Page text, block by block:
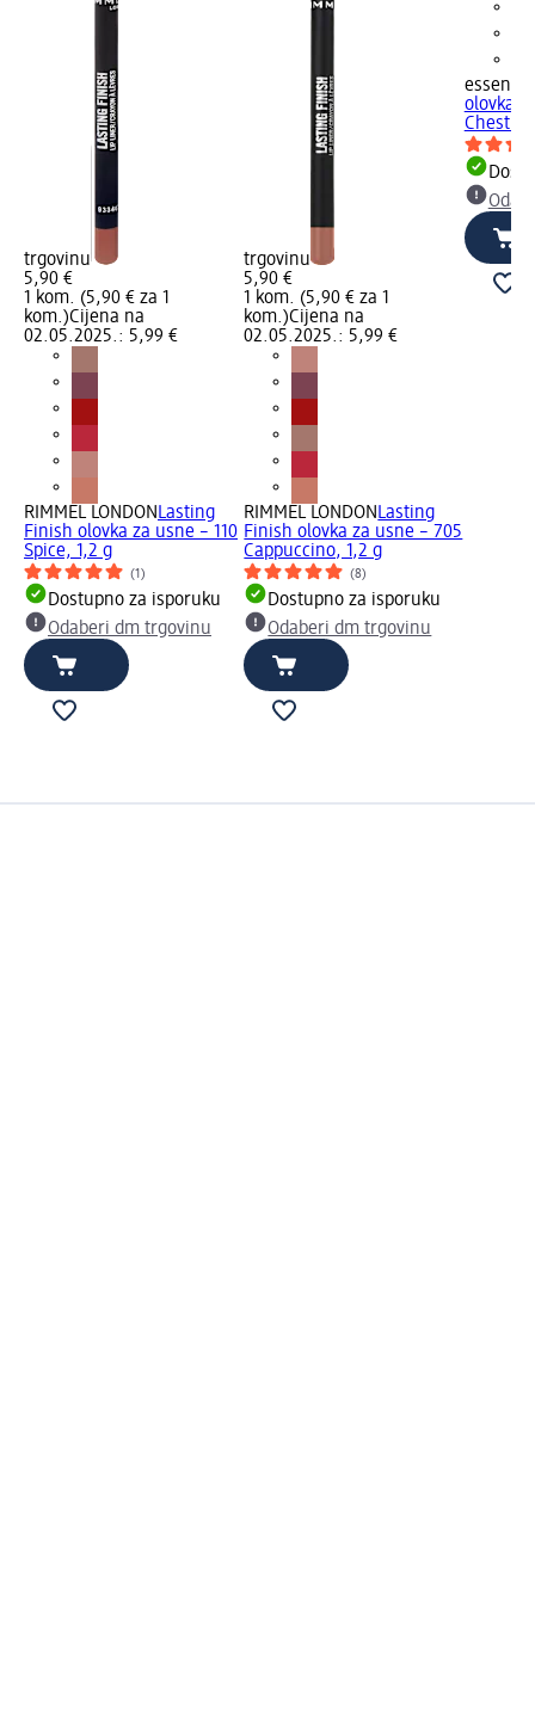
trgovinu
5,90 €
1 kom. (5,90 € za 1
kom.)Cijena na
02.05.2025.: 5,99 €
RIMMEL LONDONLasting
Finish olovka za usne – 110
Spice, 1,2 g
(1)
Dostupno za isporuku
Odaberi dm trgovinu
trgovinu
5,90 €
1 kom. (5,90 € za 1
kom.)Cijena na
02.05.2025.: 5,99 €
RIMMEL LONDONLasting
Finish olovka za usne – 705
Cappuccino, 1,2 g
(8)
Dostupno za isporuku
Odaberi dm trgovinu
essence
olovka